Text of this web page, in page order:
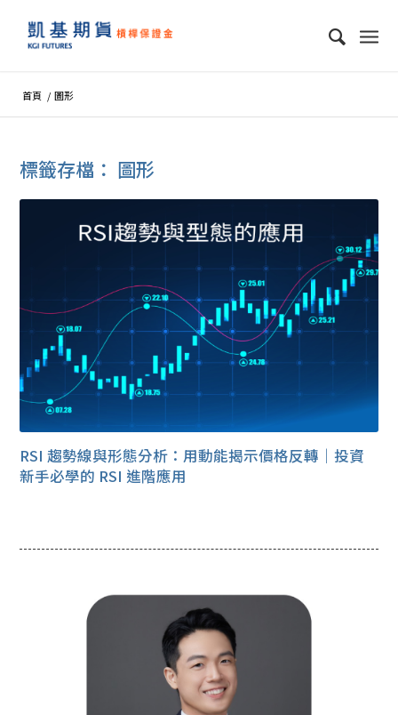
首頁 / 圖形
標籤存檔： 圖形
RSI 趨勢線與形態分析：用動能揭示價格反轉｜投資
新手必學的 RSI 進階應用